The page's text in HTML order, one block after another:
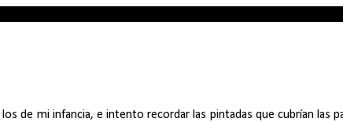
de mi infancia, e intento recordar las pintadas que cubrían las